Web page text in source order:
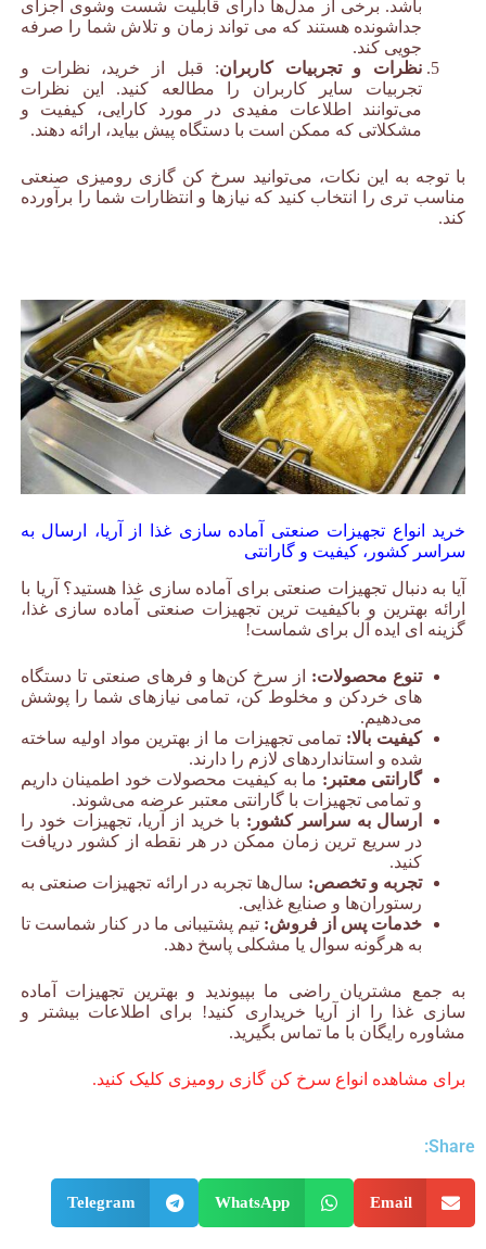
باشد. برخی از مدل‌ها دارای قابلیت شست وشوی اجزای
جداشونده هستند که می تواند زمان و تلاش شما را صرفه
جویی کند.
نظرات و تجربیات کاربران: قبل از خرید، نظرات و
تجربیات سایر کاربران را مطالعه کنید. این نظرات
می‌توانند اطلاعات مفیدی در مورد کارایی، کیفیت و
مشکلاتی که ممکن است با دستگاه پیش بیاید، ارائه دهند.
با توجه به این نکات، می‌توانید سرخ کن گازی رومیزی صنعتی
مناسب تری را انتخاب کنید که نیازها و انتظارات شما را برآورده
کند.
خرید انواع تجهیزات صنعتی آماده سازی غذا از آریا، ارسال به
سراسر کشور، کیفیت و گارانتی
آیا به دنبال تجهیزات صنعتی برای آماده سازی غذا هستید؟ آریا با
ارائه بهترین و باکیفیت ترین تجهیزات صنعتی آماده سازی غذا،
گزینه ای ایده آل برای شماست!
تنوع محصولات: از سرخ کن‌ها و فرهای صنعتی تا دستگاه
های خردکن و مخلوط کن، تمامی نیازهای شما را پوشش
می‌دهیم.
کیفیت بالا: تمامی تجهیزات ما از بهترین مواد اولیه ساخته
شده و استانداردهای لازم را دارند.
گارانتی معتبر: ما به کیفیت محصولات خود اطمینان داریم
و تمامی تجهیزات با گارانتی معتبر عرضه می‌شوند.
ارسال به سراسر کشور: با خرید از آریا، تجهیزات خود را
در سریع ترین زمان ممکن در هر نقطه از کشور دریافت
کنید.
تجربه و تخصص: سال‌ها تجربه در ارائه تجهیزات صنعتی به
رستوران‌ها و صنایع غذایی.
خدمات پس از فروش: تیم پشتیبانی ما در کنار شماست تا
به هرگونه سوال یا مشکلی پاسخ دهد.
به جمع مشتریان راضی ما بپیوندید و بهترین تجهیزات آماده
سازی غذا را از آریا خریداری کنید! برای اطلاعات بیشتر و
مشاوره رایگان با ما تماس بگیرید.
برای مشاهده انواع سرخ کن گازی رومیزی کلیک کنید.
Share:
Email
WhatsApp
Telegram